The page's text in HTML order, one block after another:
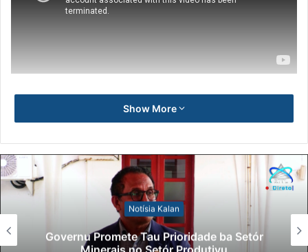
Show More
Notísia Kalan
Governu Promete Tau Prioridade ba Setór